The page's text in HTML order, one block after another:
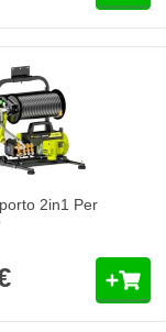
prodotto.
2in1 Per